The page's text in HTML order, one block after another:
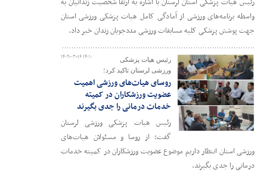
واسطه برنامه‌های ورزشی از آمادگی کامل هیات پزشکی ورزشی استان
جهت پوشش پزشکی کلیه مسابقات ورزشی مددجویان زندان خبر داد.
۱۴۰۲-۰۳-۱۶ ۱۴:۱۰
رئیس هیات پزشکی
ورزشی لرستان تاکید کرد؛
روسای هیات‌های ورزشی اهمیت
عضویت ورزشکاران در کمیته
خدمات درمانی را جدی بگیرند
رئیس هیات پزشکی ورزشی لرستان
گفت: از روسا و مسئولان هیات‌های
ورزشی استان انتظار داریم موضوع عضویت ورزشکاران در کمیته خدمات
درمانی را جدی بگیرند.